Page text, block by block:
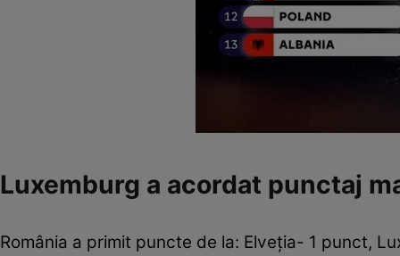
Luxemburg a acordat punctaj
România a primit puncte de la: Elveția- 1 punct,